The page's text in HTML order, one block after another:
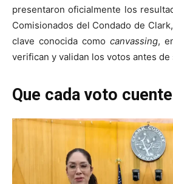
presentaron oficialmente los
Comisionados del Condado de
clave conocida como canvassing,
verifican y validan los votos antes
Que cada voto cuente